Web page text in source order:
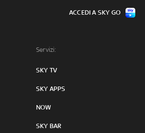
Servizi:
SKY TV
SKY APPS
NOW
SKY BAR
ACCEDI A SKY GO